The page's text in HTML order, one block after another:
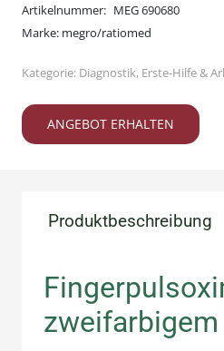
zweifarbigem
Display
Artikelnummer: MEG 690680
Marke: megro/ratiomed
Kategorie: Diagnostik, Erste-Hilfe &
ANGEBOT ERHALTEN
Produktbeschreibung